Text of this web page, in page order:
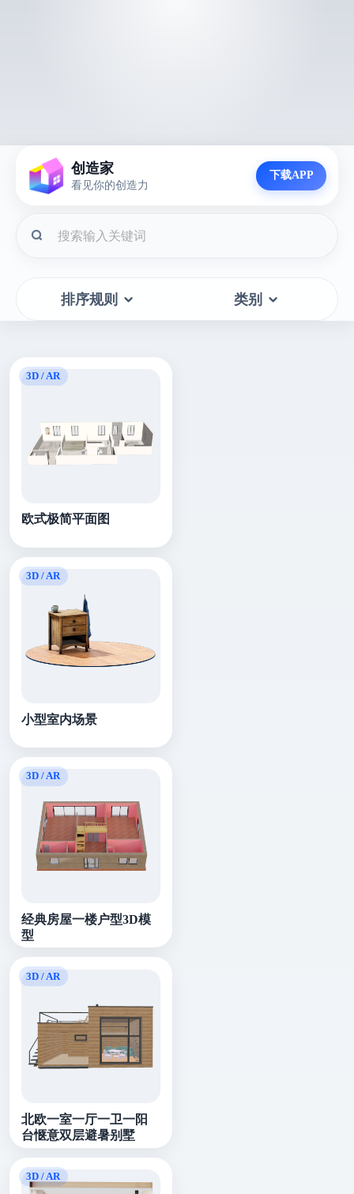
创造家
看见你的创造力
下载APP
排序规则 类别
欧式极简平面图
小型室内场景
经典房屋一楼户型3D模
型
北欧一室一厅一卫一阳
台惬意双层避暑别墅